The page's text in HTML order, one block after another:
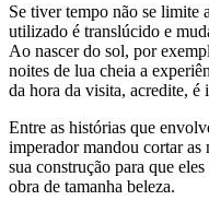
Se tiver tempo não se limite
utilizado é translúcido e
Ao nascer do sol, por
noites de lua cheia a
da hora da visita, acredite, é
Entre as histórias que
imperador mandou cortar as
sua cons­trução para que
obra de tamanha beleza.